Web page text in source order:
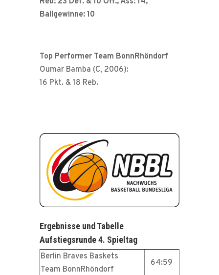
Ballgewinne: 10
Top Performer Team BonnRhöndorf
Oumar Bamba (C, 2006):
16 Pkt. & 18 Reb.
Ergebnisse und Tabelle
Aufstiegsrunde 4. Spieltag
Berlin Braves Baskets
Team BonnRhöndorf
64:59